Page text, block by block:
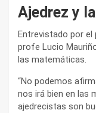
Ajedrez y
Entrevistado por el
profe Lucio
las matemáticas.
“No podemos
nos irá bien en las
ajedrecistas son